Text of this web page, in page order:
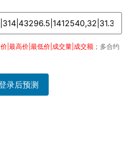
|最高价|最低价|成交量|成交额 ；多合约
录后预测